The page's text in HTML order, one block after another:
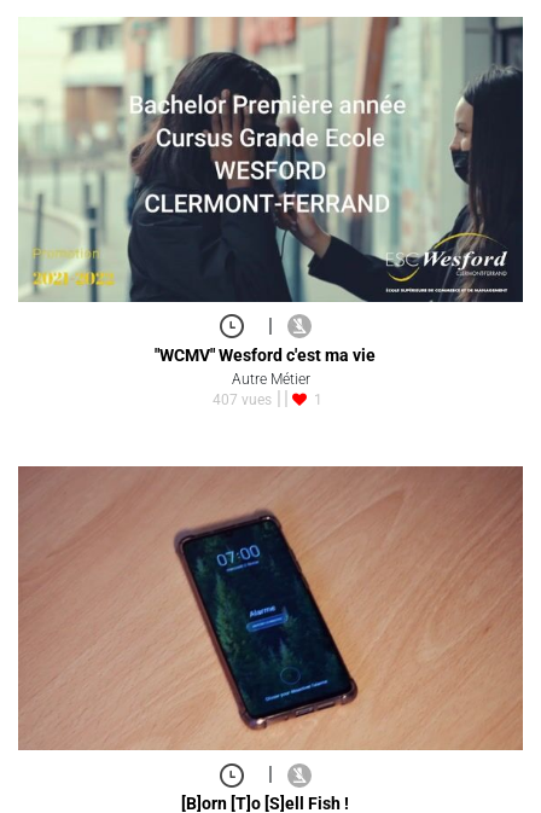
|
"WCMV" Wesford c'est ma vie
Autre Métier
407 vues
1
|
[B]orn [T]o [S]ell Fish !